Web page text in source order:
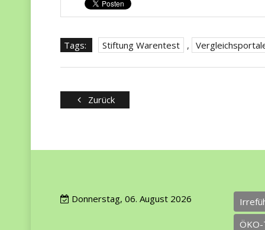
Tags: Stiftung Warentest ,
Zurück
Donnerstag, 06. August 2026
ÖKO-